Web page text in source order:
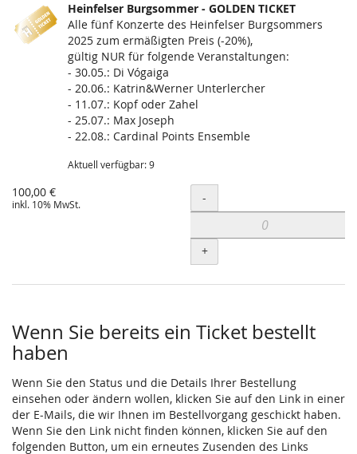
Heinfelser Burgsommer - GOLDEN TICKET
Alle fünf Konzerte des Heinfelser Burgsommers
2025 zum ermäßigten Preis (-20%),
gültig NUR für folgende Veranstaltungen:
- 30.05.: Di Vógaiga
- 20.06.: Katrin&Werner Unterlercher
- 11.07.: Kopf oder Zahel
- 25.07.: Max Joseph
- 22.08.: Cardinal Points Ensemble
Aktuell verfügbar: 9
100,00 €
inkl. 10% MwSt. Menge
-
+
Wenn Sie bereits ein Ticket bestellt
haben
Wenn Sie den Status und die Details Ihrer Bestellung
einsehen oder ändern wollen, klicken Sie auf den Link in einer
der E-Mails, die wir Ihnen im Bestellvorgang geschickt haben.
Wenn Sie den Link nicht finden können, klicken Sie auf den
folgenden Button, um ein erneutes Zusenden des Links